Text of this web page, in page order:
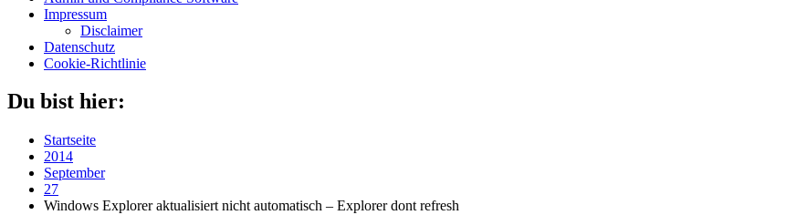
Impressum
Disclaimer
Datenschutz
Cookie-Richtlinie
Du bist hier:
Startseite
2014
September
27
Windows Explorer aktualisiert nicht automatisch – Explorer dont refresh